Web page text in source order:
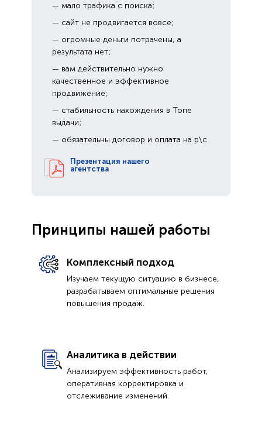
— мало трафика с поиска;
— сайт не продвигается вовсе;
— огромные деньги потрачены, а
результата нет;
— вам действительно нужно
качественное и эффективное
продвижение;
— стабильность нахождения в Топе
выдачи;
— обязательны договор и оплата на р\с
Презентация нашего
агентства
Принципы нашей работы
Комплексный подход
Изучаем текущую ситуацию в бизнесе,
разрабатываем оптимальные решения
повышения продаж.
Аналитика в действии
Анализируем эффективность работ,
оперативная корректировка и
отслеживание изменений.